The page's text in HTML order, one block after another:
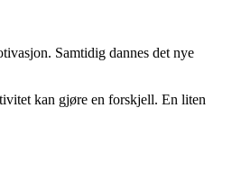
Samtidig dannes det nye
kan gjøre en forskjell. En liten